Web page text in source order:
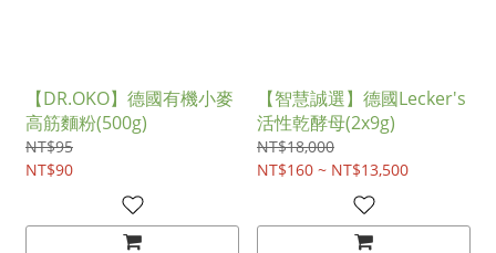
【DR.OKO】德國有機小麥
高筋麵粉(500g)
NT$95
NT$90
【智慧誠選】德國Lecker's
活性乾酵母(2x9g)
NT$18,000
NT$160 ~ NT$13,500